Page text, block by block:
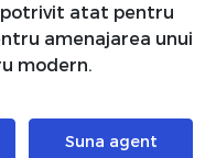
atat pentru
amenajarea unui
modern.
acest apartament
cele mai
Suna agent